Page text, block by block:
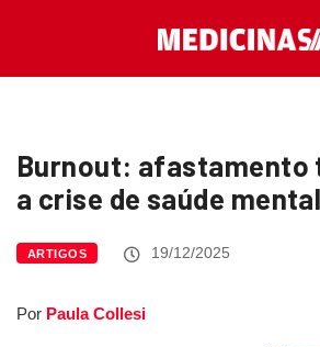
Burnout: afastamento
a crise de saúde mental
ARTIGOS 19/12/2025
Por Paula Collesi